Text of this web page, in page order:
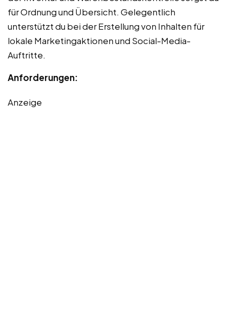
für Ordnung und Übersicht. Gelegentlich
unterstützt du bei der Erstellung von Inhalten für
lokale Marketingaktionen und Social-Media-
Auftritte.
Anforderungen:
Anzeige